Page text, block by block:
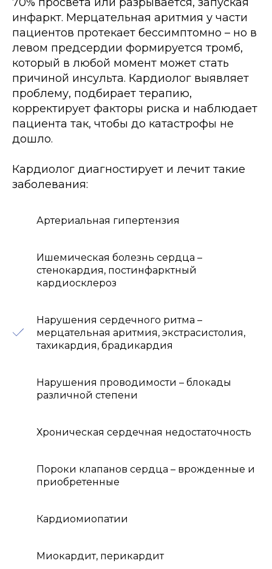
инфаркт. Мерцательная аритмия у части
пациентов протекает бессимптомно – но в
левом предсердии формируется тромб,
который в любой момент может стать
причиной инсульта. Кардиолог выявляет
проблему, подбирает терапию,
корректирует факторы риска и наблюдает
пациента так, чтобы до катастрофы не
дошло.
Кардиолог диагностирует и лечит такие
заболевания:
Артериальная гипертензия
Ишемическая болезнь сердца –
стенокардия, постинфарктный
кардиосклероз
Нарушения сердечного ритма –
мерцательная аритмия, экстрасистолия,
тахикардия, брадикардия
Нарушения проводимости – блокады
различной степени
Хроническая сердечная недостаточность
Пороки клапанов сердца – врожденные и
приобретенные
Кардиомиопатии
Миокардит, перикардит